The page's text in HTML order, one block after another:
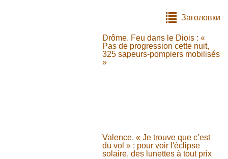
Заголовки
Drôme. Feu dans le Diois : «
Pas de progression cette nuit,
325 sapeurs-pompiers mobilisés
»
Valence. « Je trouve que c’est
du vol » : pour voir l'éclipse
solaire, des lunettes à tout prix